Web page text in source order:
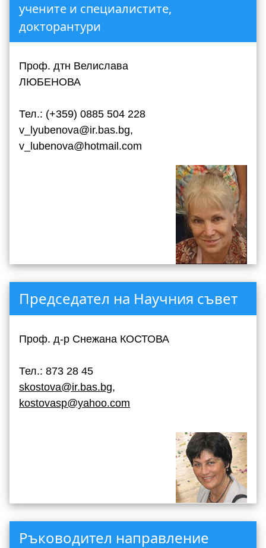
учените и специалистите,
докторантури
Проф. дтн Велислава
ЛЮБЕНОВА
Тел.: (+359) 0885 504 228
v_lyubenova@ir.bas.bg,
v_lubenova@hotmail.com
Председател на Научния съвет
Проф. д-р Снежана КОСТОВА
Тел.: 873 28 45
skostova@ir.bas.bg,
kostovasp@yahoo.com
Ръководител направление